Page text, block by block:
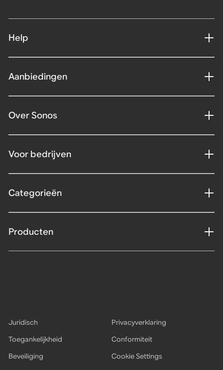
Help
Aanbiedingen
Over Sonos
Voor bedrijven
Categorieën
Producten
Juridisch
Privacyverklaring
Toegankelijkheid
Conformiteit
Beveiliging
Cookie Settings